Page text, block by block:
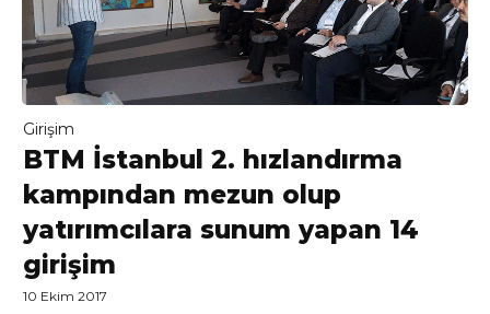
Girişim
BTM İstanbul 2. hızlandırma
kampından mezun olup
yatırımcılara sunum yapan 14
girişim
10 Ekim 2017